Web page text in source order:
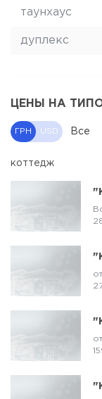
таунхаус
дуплекс
ЦЕНЫ НА
ГРН USD Все
коттедж